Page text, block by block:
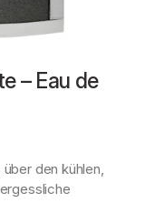
– Eau de
den kühlen,